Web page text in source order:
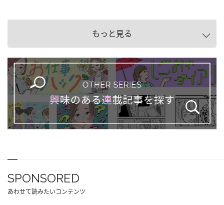
もっと見る
SPONSORED
あわせて読みたいコンテンツ